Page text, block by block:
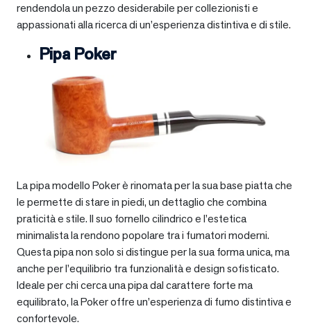
rendendola un pezzo desiderabile per collezionisti e
appassionati alla ricerca di un’esperienza distintiva e di stile.
Pipa Poker
La pipa modello Poker è rinomata per la sua base piatta che
le permette di stare in piedi, un dettaglio che combina
praticità e stile. Il suo fornello cilindrico e l’estetica
minimalista la rendono popolare tra i fumatori moderni.
Questa pipa non solo si distingue per la sua forma unica, ma
anche per l’equilibrio tra funzionalità e design sofisticato.
Ideale per chi cerca una pipa dal carattere forte ma
equilibrato, la Poker offre un’esperienza di fumo distintiva e
confortevole.